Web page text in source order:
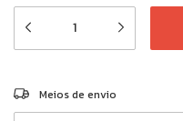
Entregas para o CEP:
Meios de envio